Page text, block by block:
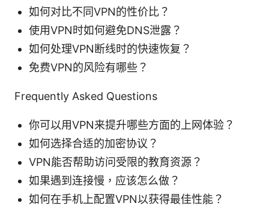
如何对比不同VPN的性价比？
使用VPN时如何避免DNS泄露？
如何处理VPN断线时的快速恢复？
免费VPN的风险有哪些？
Frequently Asked Questions
你可以用VPN来提升哪些方面的上网体验？
如何选择合适的加密协议？
VPN能否帮助访问受限的教育资源？
如果遇到连接慢，应该怎么做？
如何在手机上配置VPN以获得最佳性能？